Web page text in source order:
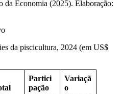
Economia (2025). Elaboração:
da piscicultura, 2024 (em US$
Partici
pação
Variaçã
o